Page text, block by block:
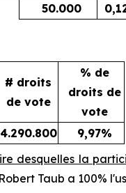
50.000
# droits
de vote
% de
droits de
vote
4.290.800
9,97%
desquelles la
Taub a 100%